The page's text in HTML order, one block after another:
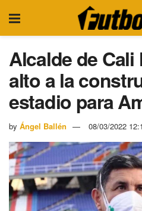
Alcalde de Cali
alto a la
estadio para
by Ángel Ballén 08/03/2022